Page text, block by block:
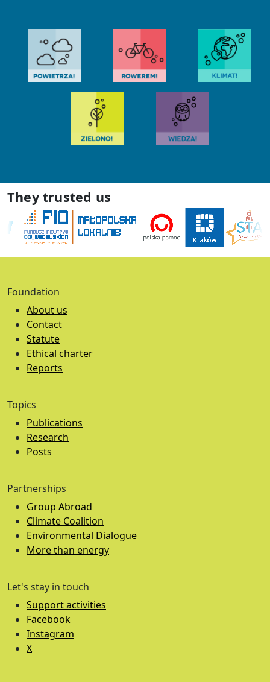
They trusted us
Foundation
About us
Contact
Statute
Ethical charter
Reports
Topics
Publications
Research
Posts
Partnerships
Group Abroad
Climate Coalition
Environmental Dialogue
More than energy
Let's stay in touch
Support activities
Facebook
Instagram
X